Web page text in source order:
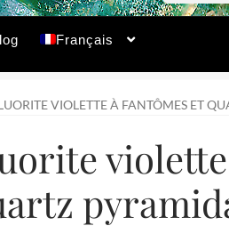
Français
VIOLETTE À FANTÔMES ET